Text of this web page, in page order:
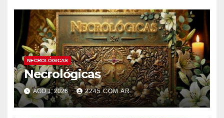
NECROLÓGICAS
Necrológicas
AGO 1, 2026 2245.COM.AR